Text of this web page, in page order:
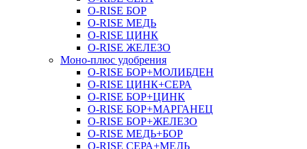
O-RISE БОР
O-RISE МЕДЬ
O-RISE ЦИНК
O-RISE ЖЕЛЕЗО
Моно-плюс удобрения
O-RISE БОР+МОЛИБДЕН
O-RISE ЦИНК+СЕРА
O-RISE БОР+ЦИНК
O-RISE БОР+МАРГАНЕЦ
O-RISE БОР+ЖЕЛЕЗО
O-RISE МЕДЬ+БОР
O-RISE СЕРА+МЕДЬ